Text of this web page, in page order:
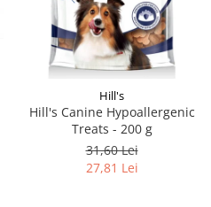
Hill's
Hill's Canine Hypoallergenic
Treats - 200 g
31,60 Lei
27,81 Lei